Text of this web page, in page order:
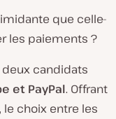
que celle-
les paiements ?
deux candidats
et PayPal. Offrant
choix entre les